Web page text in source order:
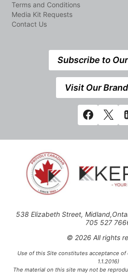
Terms and Conditions
Media Kit Requests
Contact Us
Subscribe to
Visit Our
538 Elizabeth Street,
705 527
© 2026 All rights
Use of this Site constitutes acceptance of
1.1.2016)
The material on this site may not be